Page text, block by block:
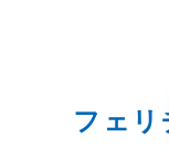
フェリ